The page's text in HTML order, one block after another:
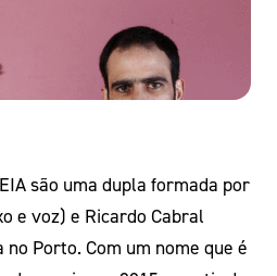
são uma dupla formada por
e voz) e Ricardo Cabral
Porto. Com um nome que é